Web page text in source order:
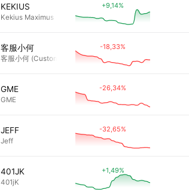
KEKIUS
Kekius Maximus
+9,14%
客服小何
客服小何 (Customer Service Xiao He)
-18,33%
GME
GME
-26,34%
JEFF
Jeff
-32,65%
401JK
401jK
+1,49%